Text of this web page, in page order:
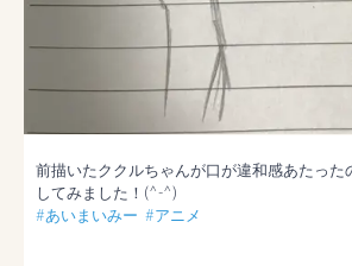
前描いたククルちゃんが口が違和感あたった
#あいまいみー #アニメ